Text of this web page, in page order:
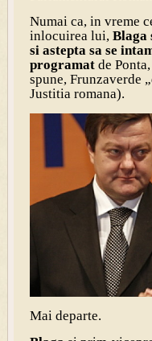
Numai ca, in vreme
inlocuirea lui, Blaga
si astepta sa se
programatde
spune, Frunzaverde
Justitia romana).
Mai departe.